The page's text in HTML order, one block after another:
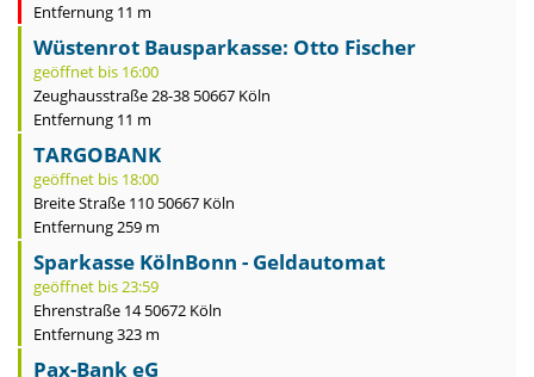
Entfernung 11 m
Wüstenrot Bausparkasse: Otto Fischer
geöffnet bis 16:00
Zeughausstraße 28-38 50667 Köln
Entfernung 11 m
TARGOBANK
geöffnet bis 18:00
Breite Straße 110 50667 Köln
Entfernung 259 m
Sparkasse KölnBonn - Geldautomat
geöffnet bis 23:59
Ehrenstraße 14 50672 Köln
Entfernung 323 m
Pax-Bank eG